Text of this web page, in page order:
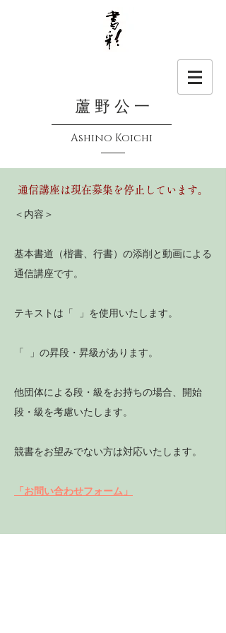
蘆 野 公 一
Ashino Koichi
通信講座は現在募集を停止しています。
＜内容＞
基本書道（楷書、行書）の添削と動画による
通信講座です。
テキストは「 」を使用いたします。
「 」の昇段・昇級があります。
他団体による段・級をお持ちの場合、開始
段・級を考慮いたします。
競書をお望みでない方は対応いたします。
「お問い合わせフォーム」